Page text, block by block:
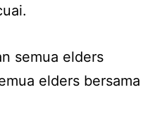
semua elders
elders bersama